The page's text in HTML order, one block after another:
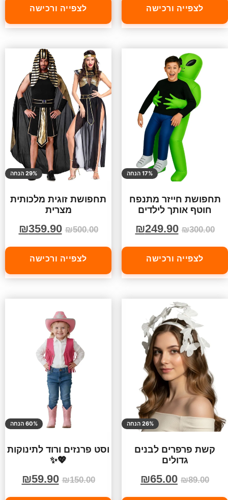
לצפייה ורכישה לצפייה ורכישה
17% הנחה
תחפושת חייזר מתנפח
חוטף אותך לילדים
₪300.00
₪249.90
לצפייה ורכישה
29% הנחה
תחפושת זוגית מלכותית
מצרית
₪500.00
₪359.90
לצפייה ורכישה
26% הנחה
קשת פרפרים לבנים
גדולים
₪89.00
₪65.00
60% הנחה
וסט פרנזים ורוד לתינוקות
💖✨
₪150.00
₪59.90